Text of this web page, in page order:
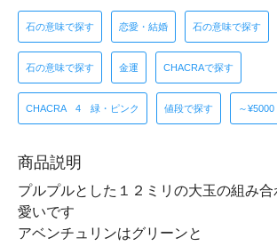
石の意味で探す 恋愛・結婚 石の意味で探す
石の意味で探す 金運 CHACRAで探す
CHACRA 4 緑・ピンク 値段で探す ～¥5000
商品説明
プルプルとした１２ミリの大玉の組み
愛いです
アベンチュリンはグリーンと